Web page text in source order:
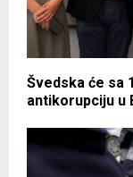
Švedska će sa
antikorupciju u